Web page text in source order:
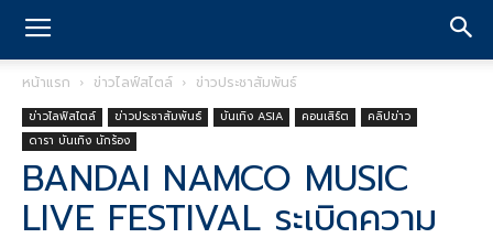
หน้าแรก ข่าวไลฟ์สไตล์ ข่าวประชาสัมพันธ์
ข่าวไลฟ์สไตล์ ข่าวประชาสัมพันธ์ บันเทิง ASIA คอนเสิร์ต
คลิปข่าว
ดารา บันเทิง นักร้อง
BANDAI NAMCO MUSIC
LIVE FESTIVAL ระเบิดความ